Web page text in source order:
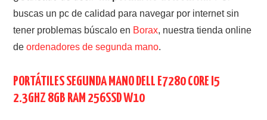
buscas un pc de calidad para navegar por internet sin
tener problemas búscalo en Borax, nuestra tienda online
deordenadores de segunda mano.
PORTÁTILES SEGUNDA MANO DELL E7280 CORE I5
2.3GHZ 8GB RAM 256SSD W10